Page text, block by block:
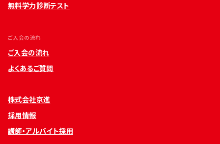
無料学力診断テスト
ご入会の流れ
ご入会の流れ
よくあるご質問
株式会社京進
採用情報
講師・アルバイト採用